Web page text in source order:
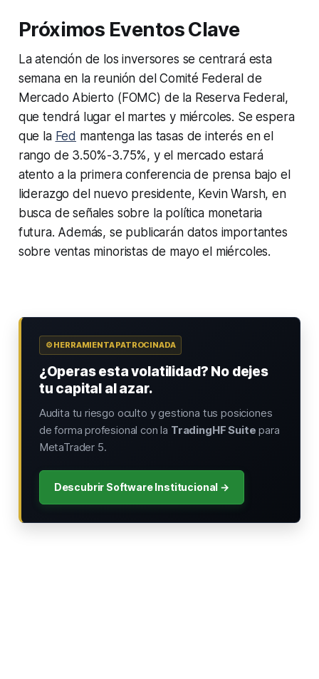
Próximos Eventos Clave
La atención de los inversores se centrará esta
semana en la reunión del Comité Federal de
Mercado Abierto (FOMC) de la Reserva Federal,
que tendrá lugar el martes y miércoles. Se espera
que la Fed mantenga las tasas de interés en el
rango de 3.50%-3.75%, y el mercado estará
atento a la primera conferencia de prensa bajo el
liderazgo del nuevo presidente, Kevin Warsh, en
busca de señales sobre la política monetaria
futura. Además, se publicarán datos importantes
sobre ventas minoristas de mayo el miércoles.
⚙️ HERRAMIENTA PATROCINADA
¿Operas esta volatilidad? No dejes
tu capital al azar.
Audita tu riesgo oculto y gestiona tus posiciones
de forma profesional con la TradingHF Suite para
MetaTrader 5.
Descubrir Software Institucional →